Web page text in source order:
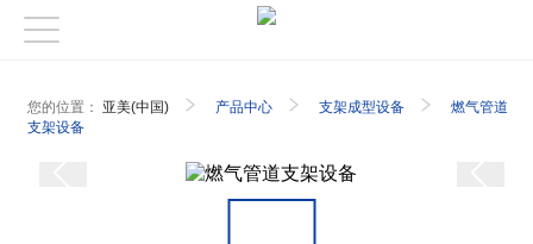
您的位置： 亚美(中国) 产品中心 支架成型设备
燃气管道
支架设备